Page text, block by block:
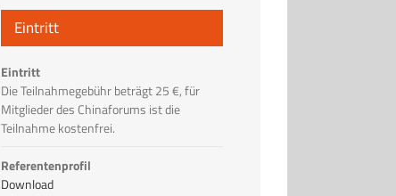
Eintritt
Eintritt
Die Teilnahmegebühr beträgt 25 €, für
Mitglieder des Chinaforums ist die
Teilnahme kostenfrei.
Referentenprofil
Download